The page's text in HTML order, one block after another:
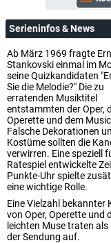
Serieninfos & News
Ab März 1969 fragte
Stankovski einmal im
seine Quizkandidaten
Sie die Melodie?" Die zu
erratenden Musiktitel
entstammten der Oper,
Operette und dem
Falsche Dekorationen
Kostüme sollten die
verwirren. Eine speziell
Ratespiel entwickelte
Punkte-Uhr spielte
eine wichtige Rolle.
Eine Vielzahl bekannter
von Oper, Operette und
leichten Muse traten als
der Sendung auf.